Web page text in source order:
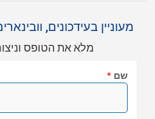
מעוניין בעידכונים,
מלא את הטופס
שם *